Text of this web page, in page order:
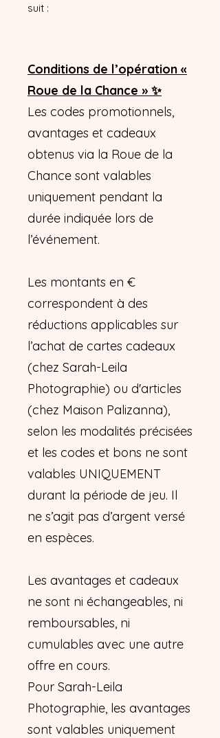
suit :
Conditions de l’opération «
Roue de la Chance » ✨
Les codes promotionnels,
avantages et cadeaux
obtenus via la Roue de la
Chance sont valables
uniquement pendant la
durée indiquée lors de
l’événement.
Les montants en €
correspondent à des
réductions applicables sur
l’achat de cartes cadeaux
(chez Sarah-Leila
Photographie) ou d'articles
(chez Maison Palizanna),
selon les modalités précisées
et les codes et bons ne sont
valables UNIQUEMENT
durant la période de jeu. Il
ne s’agit pas d’argent versé
en espèces.
Les avantages et cadeaux
ne sont ni échangeables, ni
remboursables, ni
cumulables avec une autre
offre en cours.
Pour Sarah-Leila
Photographie, les avantages
sont valables uniquement